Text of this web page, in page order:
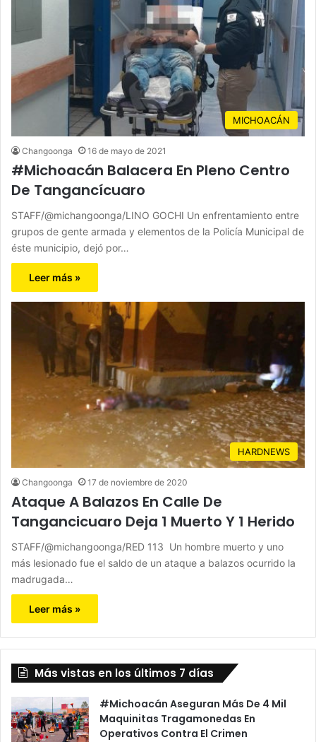
MICHOACÁN
Changoonga 16 de mayo de 2021
#Michoacán Balacera En Pleno Centro
De Tangancícuaro
STAFF/@michangoonga/LINO GOCHI Un enfrentamiento entre
grupos de gente armada y elementos de la Policía Municipal de
éste municipio, dejó por…
Leer más »
HARDNEWS
Changoonga 17 de noviembre de 2020
Ataque A Balazos En Calle De
Tangancicuaro Deja 1 Muerto Y 1 Herido
STAFF/@michangoonga/RED 113 Un hombre muerto y uno
más lesionado fue el saldo de un ataque a balazos ocurrido la
madrugada…
Leer más »
Más vistas en los últimos 7 días
#Michoacán Aseguran Más De 4 Mil
Maquinitas Tragamonedas En
Operativos Contra El Crimen